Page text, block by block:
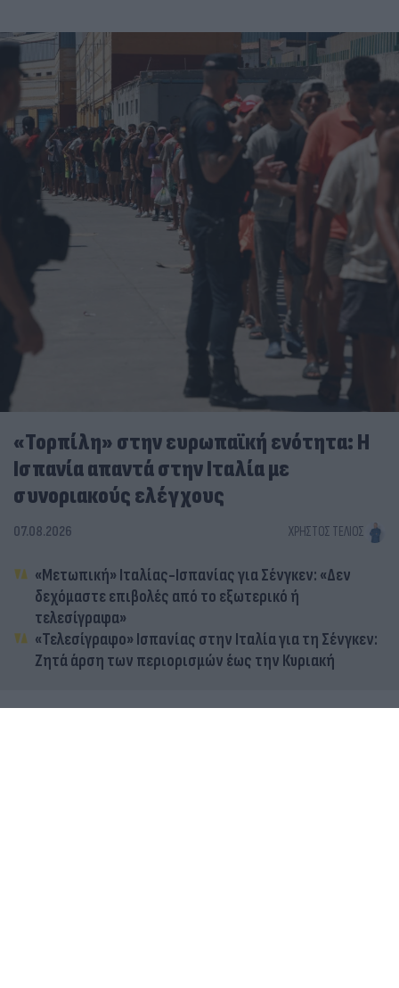
«Τορπίλη» στην ευρωπαϊκή ενότητα: Η
Ισπανία απαντά στην Ιταλία με
συνοριακούς ελέγχους
07.08.2026 ΧΡΉΣΤΟΣ ΤΈΛΙΟΣ
«Μετωπική» Ιταλίας-Ισπανίας για Σένγκεν: «Δεν
δεχόμαστε επιβολές από το εξωτερικό ή
τελεσίγραφα»
«Τελεσίγραφο» Ισπανίας στην Ιταλία για τη Σένγκεν:
Ζητά άρση των περιορισμών έως την Κυριακή